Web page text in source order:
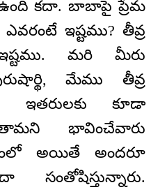
కదా. బాబాపై ప్రేమ
ఇష్టము? తీవ్ర
ఇష్టము. మరి మీరు
మేము తీవ్ర
ఇతరులకు కూడా
భావించేవారు
అయితే అందరూ